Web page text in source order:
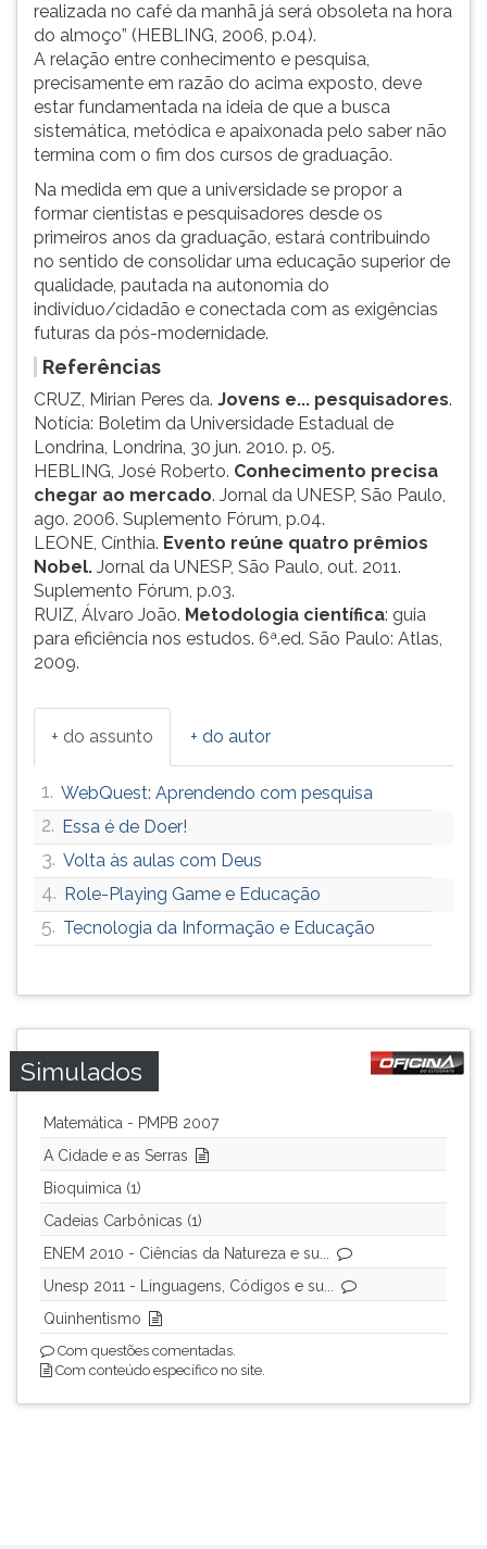
realizada no café da manhã já será obsoleta na hora
do almoço” (HEBLING, 2006, p.04).
A relação entre conhecimento e pesquisa,
precisamente em razão do acima exposto, deve
estar fundamentada na ideia de que a busca
sistemática, metódica e apaixonada pelo saber não
termina com o fim dos cursos de graduação.
Na medida em que a universidade se propor a
formar cientistas e pesquisadores desde os
primeiros anos da graduação, estará contribuindo
no sentido de consolidar uma educação superior de
qualidade, pautada na autonomia do
indivíduo/cidadão e conectada com as exigências
futuras da pós-modernidade.
Referências
CRUZ, Mirian Peres da. Jovens e... pesquisadores.
Notícia: Boletim da Universidade Estadual de
Londrina, Londrina, 30 jun. 2010. p. 05.
HEBLING, José Roberto. Conhecimento precisa
chegar ao mercado. Jornal da UNESP, São Paulo,
ago. 2006. Suplemento Fórum, p.04.
LEONE, Cínthia. Evento reúne quatro prêmios
Nobel. Jornal da UNESP, São Paulo, out. 2011.
Suplemento Fórum, p.03.
RUIZ, Álvaro João. Metodologia científica: guia
para eficiência nos estudos. 6ª.ed. São Paulo: Atlas,
2009.
+ do assunto + do autor
1. WebQuest: Aprendendo com pesquisa
2. Essa é de Doer!
3. Volta às aulas com Deus
4. Role-Playing Game e Educação
5. Tecnologia da Informação e Educação
Simulados
Matemática - PMPB 2007
A Cidade e as Serras
Bioquimica (1)
Cadeias Carbônicas (1)
ENEM 2010 - Ciências da Natureza e su...
Unesp 2011 - Linguagens, Códigos e su...
Quinhentismo
Com questões comentadas.
Com conteúdo específico no site.